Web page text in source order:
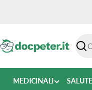
MEDICINALI